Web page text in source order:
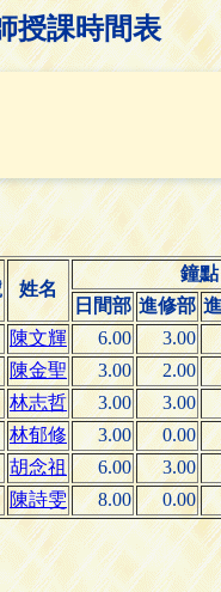
授課時間表
姓名
鐘點
日間部 進修部
陳文輝 6.00
3.00
陳金聖 3.00
2.00
林志哲 3.00
3.00
林郁修 3.00
0.00
胡念祖 6.00
3.00
陳詩雯 8.00 0.00